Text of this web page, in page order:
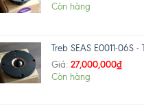
Còn hàng
Treb SEAS E0011-06S
Giá: 27,000,000₫
Còn hàng